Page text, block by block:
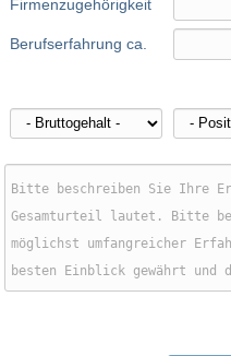
Firmenzugehörigkeit
Berufserfahrung ca.